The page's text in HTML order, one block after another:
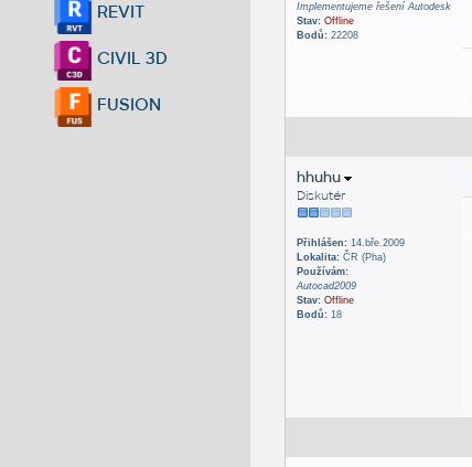
REVIT
CIVIL 3D
FUSION
Implementujeme řešení Autodesk
Stav: Offline
Bodů:22208
hhuhu
Diskutér
Přihlášen:14.bře.2009
Lokalita:ČR (Pha)
Používám:
Autocad2009
Stav: Offline
Bodů:18